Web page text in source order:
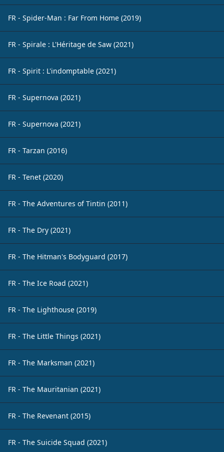
FR - Spider-Man : Far From Home (2019)
FR - Spirale : L'Héritage de Saw (2021)
FR - Spirit : L'indomptable (2021)
FR - Supernova (2021)
FR - Supernova (2021)
FR - Tarzan (2016)
FR - Tenet (2020)
FR - The Adventures of Tintin (2011)
FR - The Dry (2021)
FR - The Hitman's Bodyguard (2017)
FR - The Ice Road (2021)
FR - The Lighthouse (2019)
FR - The Little Things (2021)
FR - The Marksman (2021)
FR - The Mauritanian (2021)
FR - The Revenant (2015)
FR - The Suicide Squad (2021)